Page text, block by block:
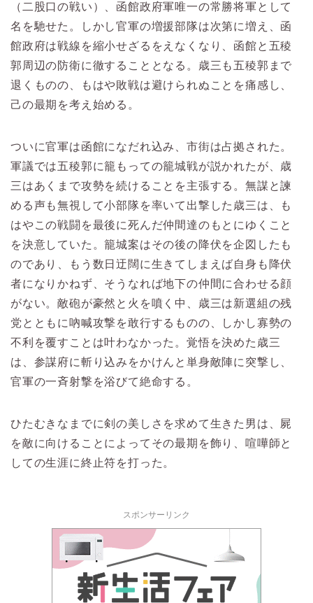
（二股口の戦い）、函館政府軍唯一の常勝将軍として
名を馳せた。しかし官軍の増援部隊は次第に増え、函
館政府は戦線を縮小せざるをえなくなり、函館と五稜
郭周辺の防衛に徹することとなる。歳三も五稜郭まで
退くものの、もはや敗戦は避けられぬことを痛感し、
己の最期を考え始める。
ついに官軍は函館になだれ込み、市街は占拠された。
軍議では五稜郭に籠もっての籠城戦が説かれたが、歳
三はあくまで攻勢を続けることを主張する。無謀と諫
める声も無視して小部隊を率いて出撃した歳三は、も
はやこの戦闘を最後に死んだ仲間達のもとにゆくこと
を決意していた。籠城案はその後の降伏を企図したも
のであり、もう数日迂闊に生きてしまえば自身も降伏
者になりかねず、そうなれば地下の仲間に合わせる顔
がない。敵砲が豪然と火を噴く中、歳三は新選組の残
党とともに吶喊攻撃を敢行するものの、しかし寡勢の
不利を覆すことは叶わなかった。覚悟を決めた歳三
は、参謀府に斬り込みをかけんと単身敵陣に突撃し、
官軍の一斉射撃を浴びて絶命する。
ひたむきなまでに剣の美しさを求めて生きた男は、屍
を敵に向けることによってその最期を飾り、喧嘩師と
しての生涯に終止符を打った。
スポンサーリンク